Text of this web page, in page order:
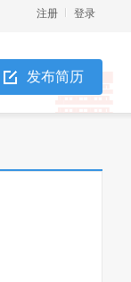
登录
注册
发布简历